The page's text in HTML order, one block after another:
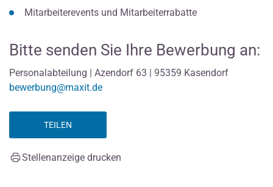
Mitarbeiterevents und Mitarbeiterrabatte
Bitte senden Sie Ihre Bewerbung an:
Personalabteilung | Azendorf 63 | 95359 Kasendorf
bewerbung@maxit.de
TEILEN
Stellenanzeige drucken